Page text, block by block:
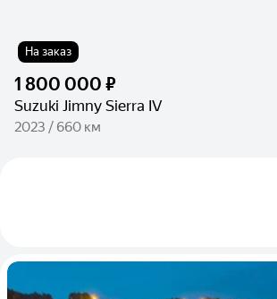
На заказ
1 800 000 ₽
Suzuki Jimny Sierra IV
2023 / 660 км